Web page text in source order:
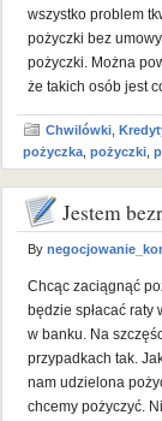
wszystko problem
pożyczki bez
pożyczki. Można
że takich osób jest
Chwilówki
pożyczka pożyczki
Jestem
By
Chcąc zaciągnąć
będzie spłacać raty
w banku. Na
przypadkach tak.
nam udzielona
chcemy pożyczyć.